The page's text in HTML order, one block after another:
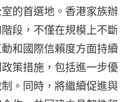
的首選地。香港家族辦
段，不僅在規模上不斷
和國際信賴度方面持續
策措施，包括進一步優
。同時，將繼續促進與